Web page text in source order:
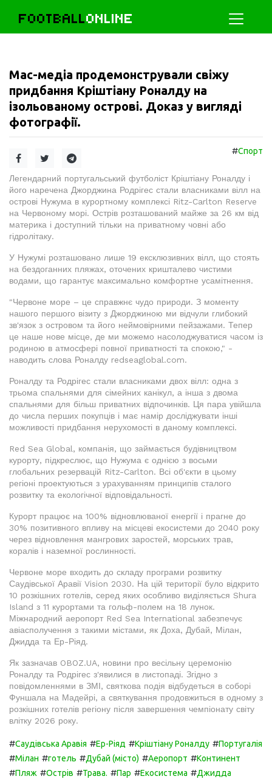
FOOTBALLONLINE
Мас-медіа продемонстрували свіжу
придбання Кріштіану Роналду на
ізольованому острові. Доказ у вигляді
фотографії.
#Спорт
Легендарний португальський футболіст Кріштіану Роналду і
його наречена Джорджина Родрігес стали власниками вілл на
острові Нужума в курортному комплексі Ritz-Carlton Reserve
на Червоному морі. Острів розташований майже за 26 км від
материка і доступний тільки на приватному човні або
гідролітаку.
У Нужумі розташовано лише 19 ексклюзивних вілл, що стоять
на бездоганних пляжах, оточених кришталево чистими
водами, що гарантує максимально комфортне усамітнення.
"Червоне море – це справжнє чудо природи. З моменту
нашого першого візиту з Джорджиною ми відчули глибокий
зв'язок з островом та його неймовірними пейзажами. Тепер
це наше нове місце, де ми можемо насолоджуватися часом із
родиною в атмосфері повної приватності та спокою," -
наводить слова Роналду redseaglobal.com.
Роналду та Родрігес стали власниками двох вілл: одна з
трьома спальнями для сімейних канікул, а інша з двома
спальнями для більш приватних відпочинків. Ця пара увійшла
до числа перших покупців і має намір досліджувати інші
можливості придбання нерухомості в даному комплексі.
Red Sea Global, компанія, що займається будівництвом
курорту, підкреслює, що Нужума є однією з восьми
глобальних резервацій Ritz-Carlton. Всі об'єкти в цьому
регіоні проектуються з урахуванням принципів сталого
розвитку та екологічної відповідальності.
Курорт працює на 100% відновлюваної енергії і прагне до
30% позитивного впливу на місцеві екосистеми до 2040 року
через відновлення мангрових заростей, морських трав,
коралів і наземної рослинності.
Червоне море входить до складу програми розвитку
Саудівської Аравії Vision 2030. На цій території було відкрито
10 розкішних готелів, серед яких особливо виділяється Shura
Island з 11 курортами та гольф-полем на 18 лунок.
Міжнародний аеропорт Red Sea International забезпечує
авіасполучення з такими містами, як Доха, Дубай, Мілан,
Джидда та Ер-Ріяд.
Як зазначав OBOZ.UA, новини про весільну церемонію
Роналду та Родрігес з'явилися в листопаді. Згідно з
повідомленнями в ЗМІ, святкова подія відбудеться в соборі
Фуншала на Мадейрі, а святкування продовжиться в одному з
розкішних готелів регіону після завершення чемпіонату світу
влітку 2026 року.
#Саудівська Аравія #Ер-Ріяд #Кріштіану Роналду #Португалія
#Мілан #готель #Дубай (місто) #Аеропорт #Континент
#Пляж #Острів #Трава. #Пар #Екосистема #Джидда